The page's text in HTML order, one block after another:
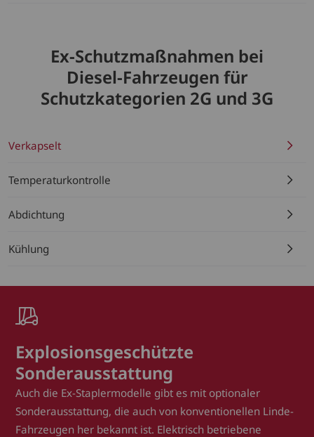
Ex-Schutzmaßnahmen bei
Diesel-Fahrzeugen für
Schutzkategorien 2G und 3G
Verkapselt
Temperaturkontrolle
Abdichtung
Kühlung
Explosionsgeschützte
Sonderausstattung
Auch die Ex-Staplermodelle gibt es mit optionaler
Sonderausstattung, die auch von konventionellen Linde-
Fahrzeugen her bekannt ist. Elektrisch betriebene